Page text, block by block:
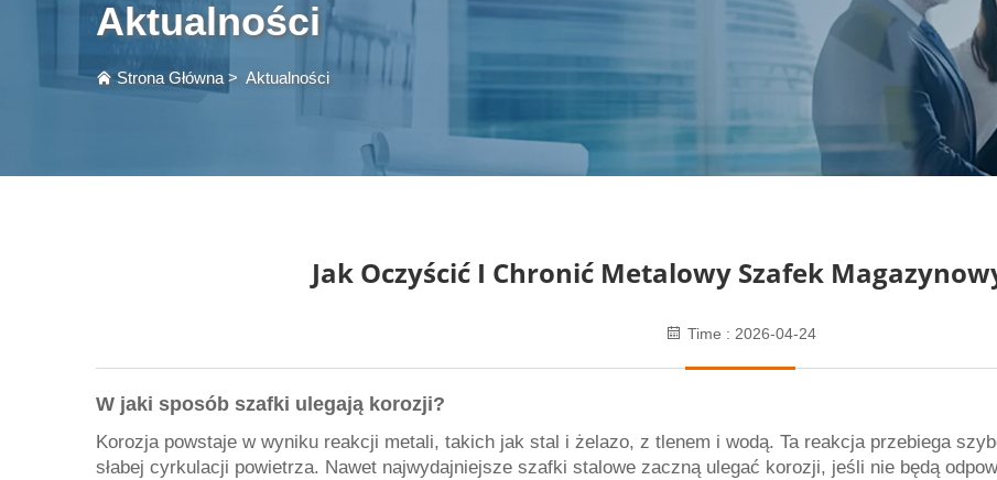
Aktualności
Strona Główna > Aktualności
Jak Oczyścić I Chronić Metalowy Szafek
Time : 2026-04-24
W jaki sposób szafki ulegają korozji?
Korozja powstaje w wyniku reakcji metali, takich jak stal i żelazo, z tlenem i wodą. Ta reakcja przebiega
słabej cyrkulacji powietrza. Nawet najwydajniejsze szafki stalowe zaczną ulegać korozji, jeśli nie będą